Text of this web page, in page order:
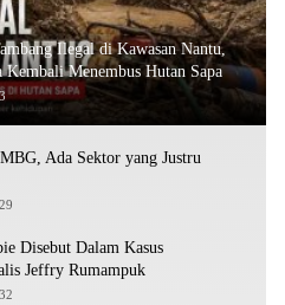
Ilegal di Kawasan Nantu,
Menembus Hutan Sapa
Ada Sektor yang Justru
Disebut Dalam Kasus
Jeffry Rumampuk